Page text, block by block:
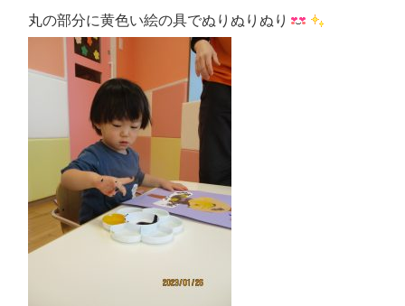
丸の部分に黄色い絵の具でぬりぬりぬり